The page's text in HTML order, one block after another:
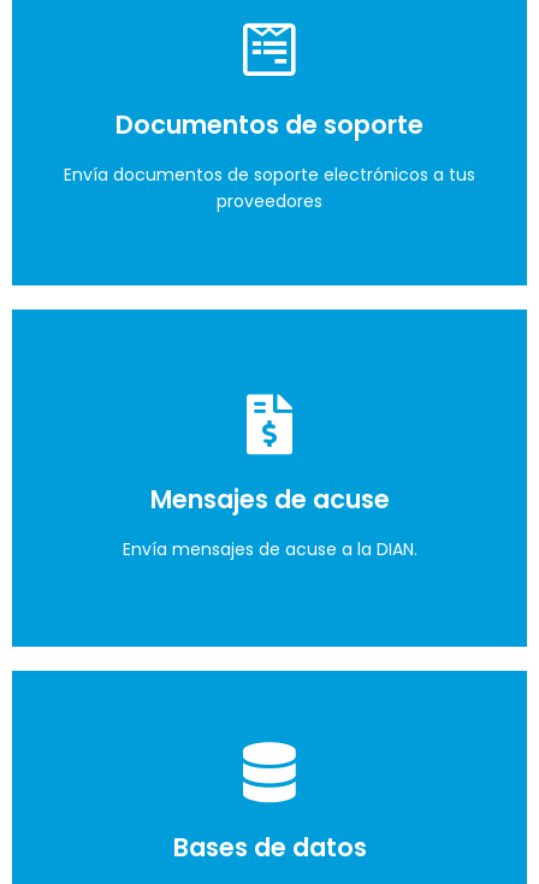
Documentos de soporte
Envía documentos de soporte electrónicos a tus
proveedores
Mensajes de acuse
Envía mensajes de acuse a la DIAN.
Cumple con la DIAN
Recuerda que solo debes hacerlo a las facturas a
crédito de tus proveedores.
Lo quiero
Bases de datos
Un lugar para guardar tu
información
y hacer campañas de SMS.
Lo quiero
¡Y con recetas!
Puedes hacer que de un producto se descuenten
sus componentes.